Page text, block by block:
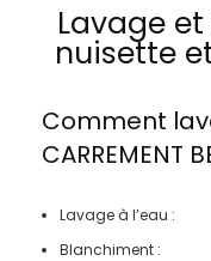
Lavage
nuisette
Comment
CARREMENT
Lavage à l’eau :
Blanchiment :